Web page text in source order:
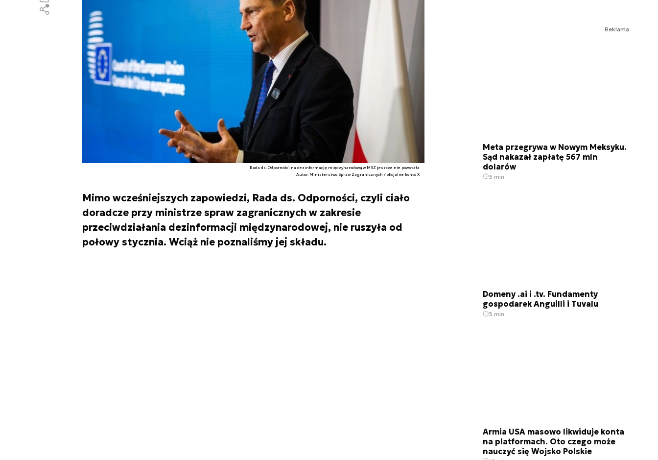
Rada ds. Odporności na dezinformację międzynarodową w MSZ jeszcze nie powstała
Autor. Ministerstwo Spraw Zagranicznych / oficjalne konto X
Mimo wcześniejszych zapowiedzi, Rada ds. Odporności, czyli ciało
doradcze przy ministrze spraw zagranicznych w zakresie
przeciwdziałania dezinformacji międzynarodowej, nie ruszyła od
połowy stycznia. Wciąż nie poznaliśmy jej składu.
Reklama
Meta przegrywa w Nowym Meksyku.
Sąd nakazał zapłatę 567 mln
dolarów
3 min.
Domeny .ai i .tv. Fundamenty
gospodarek Anguilli i Tuvalu
3 min.
Armia USA masowo likwiduje konta
na platformach. Oto czego może
nauczyć się Wojsko Polskie